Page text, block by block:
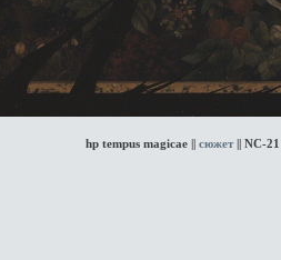
hp tempus magicae || сюжет|| NC-21